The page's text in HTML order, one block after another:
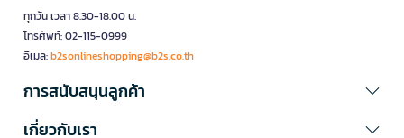
ทุกวัน เวลา 8.30-18.00 น.
โทรศัพท์: 02-115-0999
อีเมล:b2sonlineshopping@b2s.co.th
การสนับสนุนลูกค้า
เกี่ยวกับเรา